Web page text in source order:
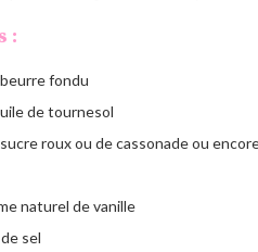
:
fondu
de tournesol
roux ou de cassonade ou
naturel de vanille
sel